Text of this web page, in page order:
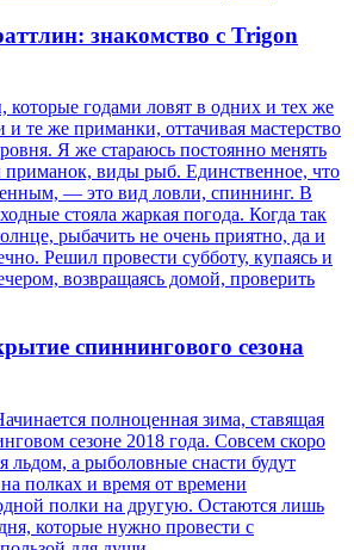
знакомство с Trigon
которые годами ловят в одних и тех же
и те же приманки, оттачивая мастерство
Я же стараюсь постоянно менять
виды рыб. Единственное, что
— это вид ловли, спиннинг. В
стояла жаркая погода. Когда так
рыбачить не очень приятно, да и
Решил провести субботу, купаясь и
возвращаясь домой, проверить
спиннингового сезона
полноценная зима, ставящая
сезоне 2018 года. Совсем скоро
льдом, а рыболовные снасти будут
полках и время от времени
полки на другую. Остаются лишь
которые нужно провести с